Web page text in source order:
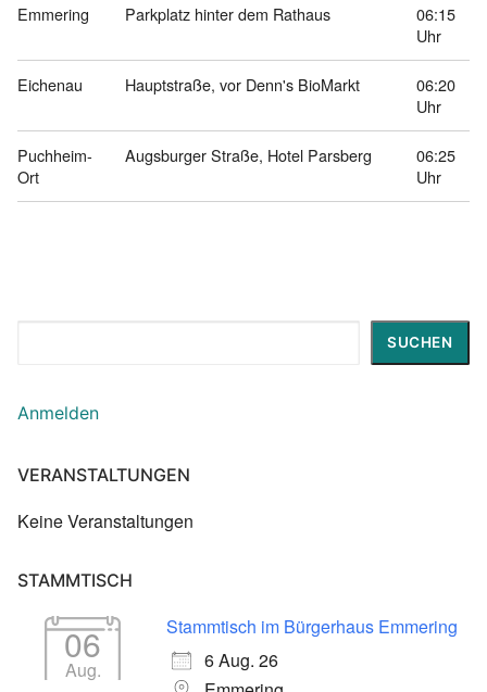
Emmering Parkplatz hinter dem Rathaus
06:15
Uhr
Eichenau Hauptstraße, vor Denn's BioMarkt
06:20
Uhr
Puchheim-
Ort
Augsburger Straße, Hotel Parsberg
06:25
Uhr
SUCHEN
Anmelden
VERANSTALTUNGEN
Keine Veranstaltungen
STAMMTISCH
06
Aug.
Stammtisch im Bürgerhaus Emmering
6 Aug. 26